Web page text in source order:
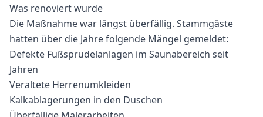
Was renoviert wurde
Die Maßnahme war längst überfällig. Stammgäste
hatten über die Jahre folgende Mängel gemeldet:
Defekte Fußsprudelanlagen im Saunabereich seit
Jahren
Veraltete Herrenumkleiden
Kalkablagerungen in den Duschen